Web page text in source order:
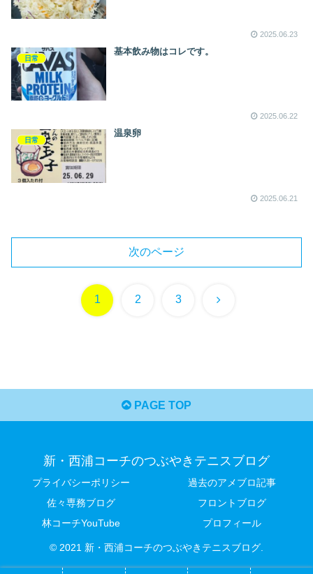
2025.06.23
日常
基本飲み物はコレです。
2025.06.22
日常
温泉卵
2025.06.21
次のページ
1 2 3 次
PAGE TOP
新・西浦コーチのつぶやきテニスブログ
プライバシーポリシー
過去のアメブロ記事
佐々専務ブログ
フロントブログ
林コーチYouTube
プロフィール
© 2021 新・西浦コーチのつぶやきテニスブログ.